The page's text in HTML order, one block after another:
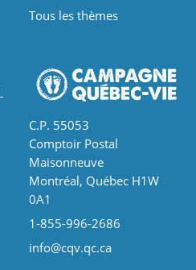
Tous les thèmes
C.P. 55053
Comptoir Postal
Maisonneuve
Montréal, Québec H1W
0A1
1-855-996-2686
info@cqv.qc.ca